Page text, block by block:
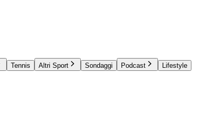
Tennis Altri Sport Sondaggi Podcast
Lifestyle